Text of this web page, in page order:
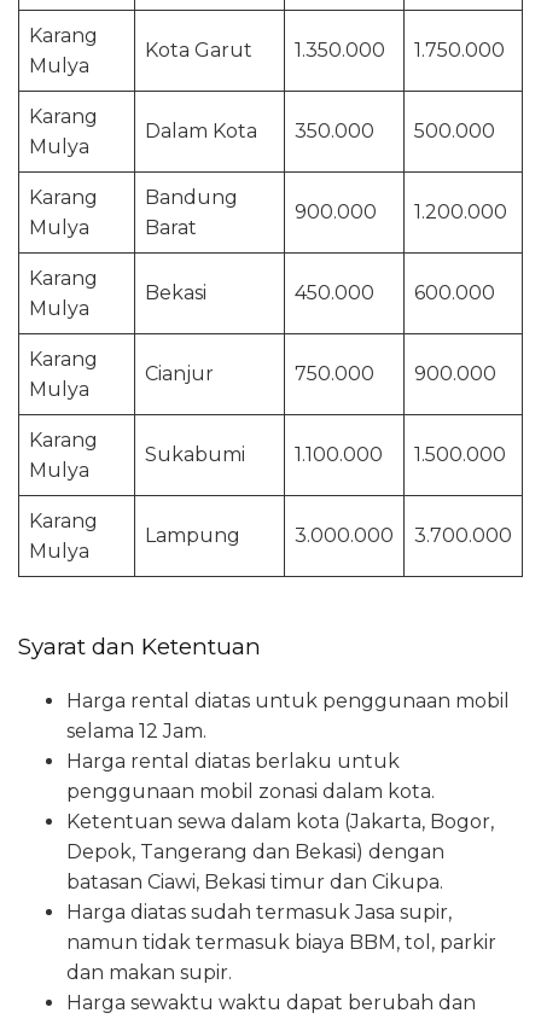
Karang
Mulya
Kota Garut 1.350.000 1.750.000
Karang
Mulya
Dalam Kota 350.000 500.000
Karang
Mulya
Bandung
Barat
900.000 1.200.000
Karang
Mulya
Bekasi 450.000 600.000
Karang
Mulya
Cianjur 750.000 900.000
Karang
Mulya
Sukabumi 1.100.000 1.500.000
Karang
Mulya
Lampung 3.000.000 3.700.000
Syarat dan Ketentuan
Harga rental diatas untuk penggunaan mobil
selama 12 Jam.
Harga rental diatas berlaku untuk
penggunaan mobil zonasi dalam kota.
Ketentuan sewa dalam kota (Jakarta, Bogor,
Depok, Tangerang dan Bekasi) dengan
batasan Ciawi, Bekasi timur dan Cikupa.
Harga diatas sudah termasuk Jasa supir,
namun tidak termasuk biaya BBM, tol, parkir
dan makan supir.
Harga sewaktu waktu dapat berubah dan